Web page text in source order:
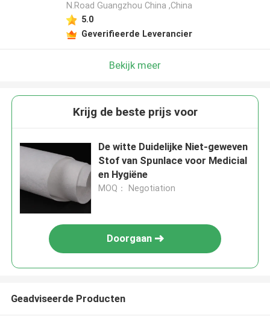
N.Road Guangzhou China ,China
5.0
Geverifieerde Leverancier
Bekijk meer
Krijg de beste prijs voor
De witte Duidelijke Niet-geweven
Stof van Spunlace voor Medicial
en Hygiëne
MOQ： Negotiation
Doorgaan
Geadviseerde Producten